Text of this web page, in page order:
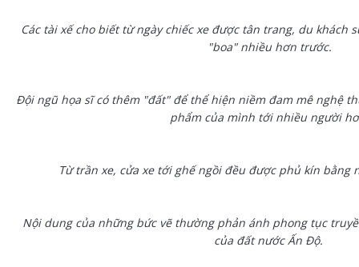
Các tài xế cho biết từ ngày chiếc xe được tân trang, du khách
"boa" nhiều hơn trước.
Đội ngũ họa sĩ có thêm "đất" để thể hiện niềm đam mê nghệ
phẩm của mình tới nhiều người
Từ trần xe, cửa xe tới ghế ngồi đều được phủ kín bằng
Nội dung của những bức vẽ thường phản ánh phong tục
của đất nước Ấn Độ.